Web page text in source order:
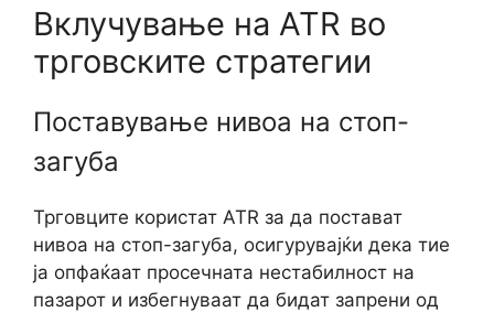
Вклучување на ATR во
трговските стратегии
Поставување нивоа на стоп-
загуба
Трговците користат ATR за да постават
нивоа на стоп-загуба, осигурувајќи дека тие
ја опфаќаат просечната нестабилност на
пазарот и избегнуваат да бидат запрени од